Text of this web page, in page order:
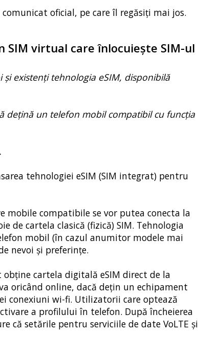
oficial, pe care îl regăsiți mai jos.
SIM virtual care înlocuiește SIM-ul
existenți tehnologia eSIM, disponibilă
dețină un telefon mobil compatibil cu funcția
tehnologiei eSIM (SIM integrat) pentru
mobile compatibile se vor putea conecta la
de cartela clasică (fizică) SIM. Tehnologia
mobil (în cazul anumitor modele mai
nevoi și preferințe.
obține cartela digitală eSIM direct de la
oricând online, dacă dețin un echipament
conexiuni wi-fi. Utilizatorii care optează
a profilului în telefon. După încheierea
că setările pentru serviciile de date VoLTE și